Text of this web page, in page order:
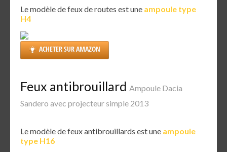
Le modèle de feux de routes est une ampoule type
H4
ACHETER SUR AMAZON
Feux antibrouillard Ampoule Dacia
Sandero avec projecteur simple 2013
Le modèle de feux antibrouillards est une ampoule
type H16